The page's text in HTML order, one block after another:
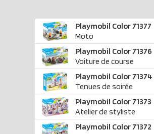
Playmobil Color 71377
Moto
Playmobil Color 71376
Voiture de course
Playmobil Color 71374
Tenues de soirée
Playmobil Color 71373
Atelier de styliste
Playmobil Color 71372